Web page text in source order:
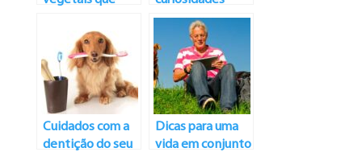
nutrição dos cães
sobre cachorros
Cuidados com a
dentição do seu
Dicas para uma
vida em conjunto